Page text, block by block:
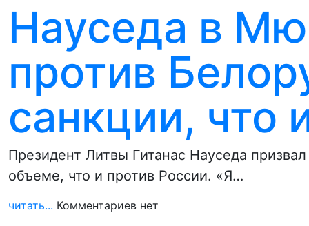
Науседа в
против
санкции, что
Президент Литвы Гитанас Науседа
объеме, что и против России. «Я…
читать... Комментариев нет